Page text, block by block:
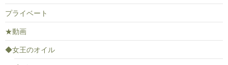
プライベート
★動画
◆女王のオイル